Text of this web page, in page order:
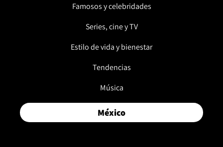
Famosos y celebridades
Series, cine y TV
Estilo de vida y bienestar
Tendencias
Música
México